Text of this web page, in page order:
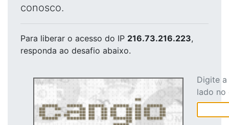
conosco.
Para liberar o acesso do IP 216.73.216.223,
responda ao desafio abaixo.
Digite
lado no